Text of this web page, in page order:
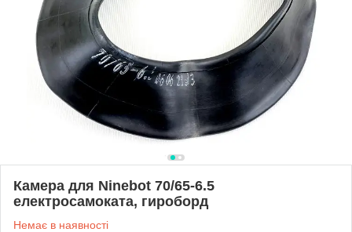
Камера для Ninebot 70/65-6.5
електросамоката, гироборд
Немає в наявності